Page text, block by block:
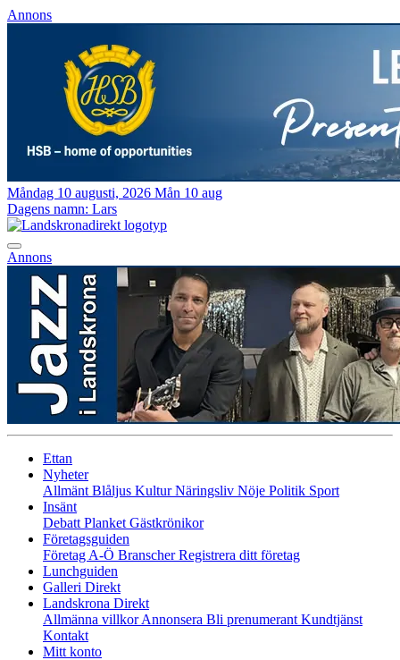
Annons
Måndag 10 augusti, 2026 Mån 10 aug
Dagens namn: Lars
Annons
Ettan
Nyheter
Allmänt Blåljus KulturNäringsliv Nöje Politik Sport
Insänt
Debatt Planket Gästkrönikor
Företagsguiden
Företag A-Ö BranscherRegistrera ditt företag
Lunchguiden
Galleri Direkt
Landskrona Direkt
Allmänna villkorAnnonsera Bli prenumerant Kundtjänst
Kontakt
Mitt konto